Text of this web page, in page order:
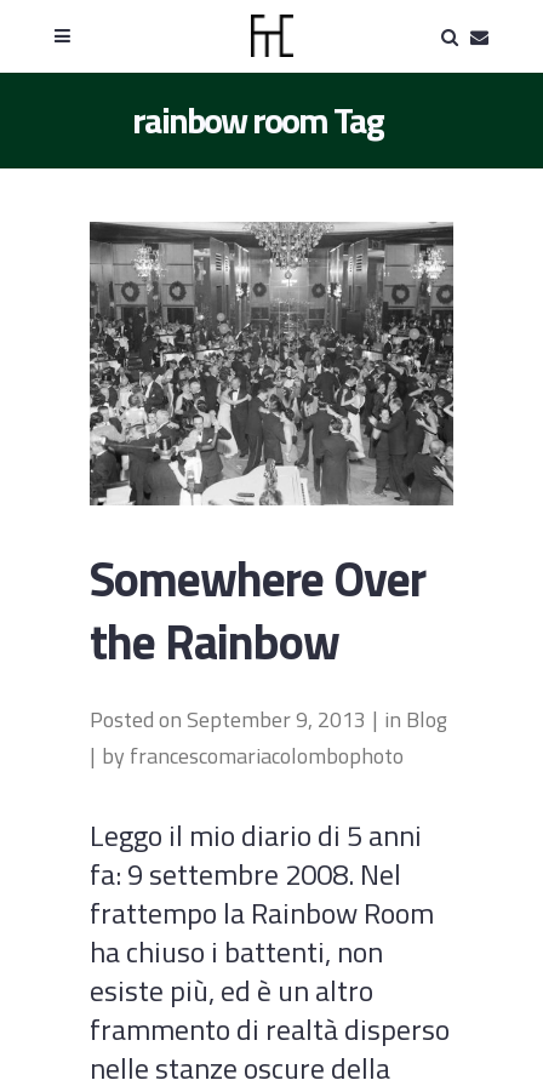
rainbow room Tag
Somewhere Over
the Rainbow
Posted onSeptember 9, 2013 in Blog
by francescomariacolombophoto
Leggo il mio diario di 5 anni
fa: 9 settembre 2008. Nel
frattempo la Rainbow Room
ha chiuso i battenti, non
esiste più, ed è un altro
frammento di realtà disperso
nelle stanze oscure della